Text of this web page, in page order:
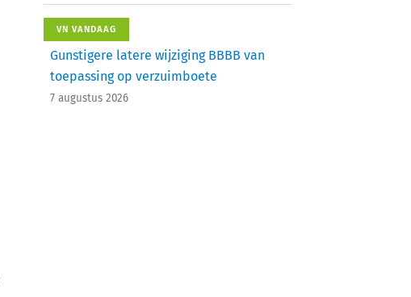
VN VANDAAG
Gunstigere latere wijziging BBBB van
toepassing op verzuimboete
7 augustus 2026